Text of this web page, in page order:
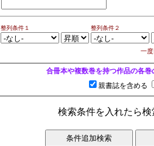
整列条件１ 整列条件２
一
合冊本や複数巻を持つ作品の各
親書誌を含める
検索条件を入れたら検